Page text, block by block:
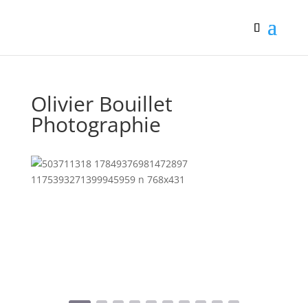
Olivier Bouillet
Photographie